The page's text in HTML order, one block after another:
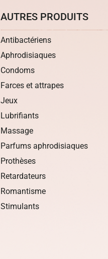
AUTRES PRODUITS
Antibactériens
Aphrodisiaques
Condoms
Farces et attrapes
Jeux
Lubrifiants
Massage
Parfums aphrodisiaques
Prothèses
Retardateurs
Romantisme
Stimulants